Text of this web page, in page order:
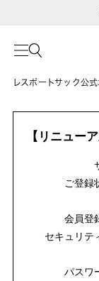
レスポートサック公
【リニュー
ご登録
会員登
セキュリテ
パスワ